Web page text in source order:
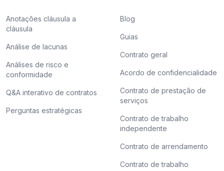
Anotações cláusula a
cláusula
Análise de lacunas
Análises de risco e
conformidade
Q&A interativo de contratos
Perguntas estratégicas
Blog
Guias
Contrato geral
Acordo de confidencialidade
Contrato de prestação de
serviços
Contrato de trabalho
independente
Contrato de arrendamento
Contrato de trabalho